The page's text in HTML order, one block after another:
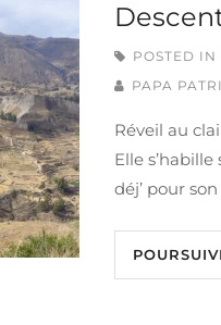
POSTED IN
PAPA
Réveil au
Elle
déj’ pour